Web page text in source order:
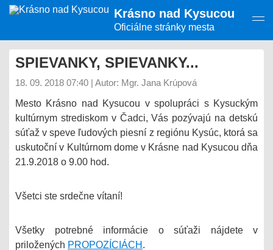
Presunúť
na
Krásno nad Kysucou
Oficiálne stránky mesta
SPIEVANKY, SPIEVANKY...
18. 09. 2018 07:40 | Autor: Mgr. Jana Krúpová
Mesto Krásno nad Kysucou v spolupráci s Kysuckým
kultúrnym strediskom v Čadci, Vás pozývajú na detskú
súťaž v speve ľudových piesní z regiónu Kysúc, ktorá sa
uskutoční v Kultúrnom dome v Krásne nad Kysucou dňa
21.9.2018 o 9.00 hod.
Všetci ste srdečne vítaní!
Všetky potrebné informácie o súťaži nájdete v
priložených PROPOZÍCIÁCH .